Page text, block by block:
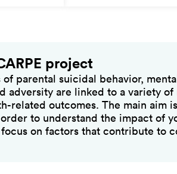
project
parental suicidal behavior,
adversity are linked to a variety of
related outcomes. The main aim
to understand the impact of
on factors that contribute to